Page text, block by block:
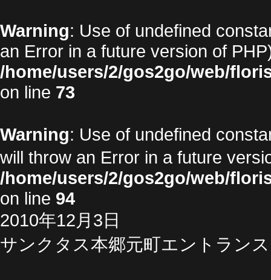
Warning: Use of undefined
an Error in a future version of
/home/users/2/gos2go/web/
on line 73
Warning: Use of undefined
will throw an Error in a future
/home/users/2/gos2go/web/
on line 94
2010年12月3日
サンクタス本郷元町エントランス